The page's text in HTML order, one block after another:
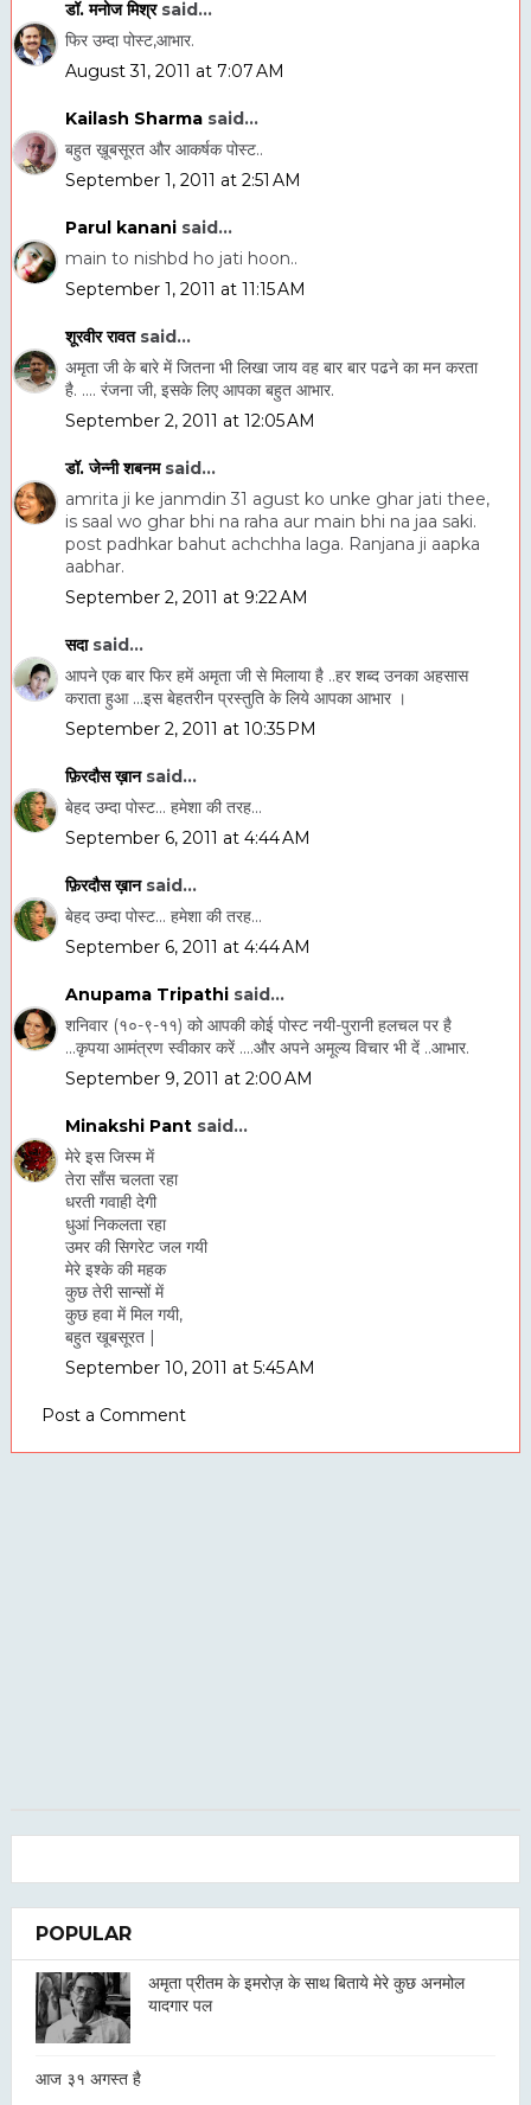
डॉ. मनोज मिश्रsaid...
फिर उम्दा पोस्ट,आभार.
August 31, 2011 at 7:07 AM
Kailash Sharmasaid...
बहुत ख़ूबसूरत और आकर्षक पोस्ट..
September 1, 2011 at 2:51 AM
Parul kananisaid...
main to nishbd ho jati hoon..
September 1, 2011 at 11:15 AM
शूरवीर रावतsaid...
अमृता जी के बारे में जितना भी लिखा जाय वह बार बार पढने का मन करता
है. .... रंजना जी, इसके लिए आपका बहुत आभार.
September 2, 2011 at 12:05 AM
डॉ. जेन्नी शबनमsaid...
amrita ji ke janmdin 31 agust ko unke ghar jati thee,
is saal wo ghar bhi na raha aur main bhi na jaa saki.
post padhkar bahut achchha laga. Ranjana ji aapka
aabhar.
September 2, 2011 at 9:22 AM
सदाsaid...
आपने एक बार फिर हमें अमृता जी से मिलाया है ..हर शब्‍द उनका अहसास
कराता हुआ ...इस बेहतरीन प्रस्‍तुति के लिये आपका आभार ।
September 2, 2011 at 10:35 PM
फ़िरदौस ख़ानsaid...
बेहद उम्दा पोस्ट... हमेशा की तरह...
September 6, 2011 at 4:44 AM
फ़िरदौस ख़ानsaid...
बेहद उम्दा पोस्ट... हमेशा की तरह...
September 6, 2011 at 4:44 AM
Anupama Tripathisaid...
शनिवार (१०-९-११) को आपकी कोई पोस्ट नयी-पुरानी हलचल पर है
...कृपया आमंत्रण स्वीकार करें ....और अपने अमूल्य विचार भी दें ..आभार.
September 9, 2011 at 2:00 AM
Minakshi Pantsaid...
मेरे इस जिस्म में
तेरा साँस चलता रहा
धरती गवाही देगी
धुआं निकलता रहा
उमर की सिगरेट जल गयी
मेरे इश्के की महक
कुछ तेरी सान्सों में
कुछ हवा में मिल गयी,
बहुत खूबसूरत |
September 10, 2011 at 5:45 AM
Post a Comment
POPULAR
अमृता प्रीतम के इमरोज़ के साथ बिताये मेरे कुछ अनमोल
यादगार पल
आज ३१ अगस्त है